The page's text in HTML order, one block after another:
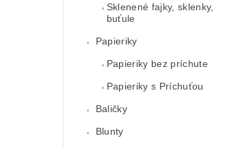
Sklenené fajky, sklenky,
buťule
Papieriky
Papieriky bez príchute
Papieriky s Príchuťou
Baličky
Blunty